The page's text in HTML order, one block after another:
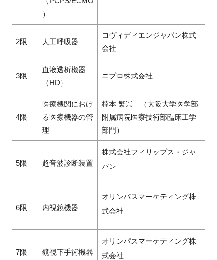
）
2限 人工呼吸器
コヴィディエンジャパン株式
会社
3限
血液透析機器
（HD）
ニプロ株式会社
4限
医療機関におけ
る医療機器の管
理
楠本 繁崇 （大阪大学医学部
附属病院医療技術部臨床工学
部門）
5限 超音波診断装置
株式会社フィリップス・ジャ
パン
6限 内視鏡機器
オリンパスマーケティング株
式会社
7限 鏡視下手術機器
オリンパスマーケティング株
式会社